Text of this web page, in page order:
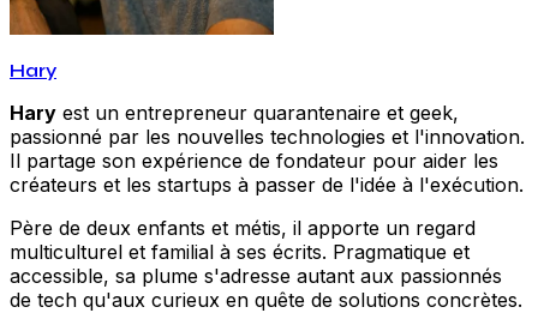
Hary
Hary est un entrepreneur quarantenaire et geek,
passionné par les nouvelles technologies et l'innovation.
Il partage son expérience de fondateur pour aider les
créateurs et les startups à passer de l'idée à l'exécution.
Père de deux enfants et métis, il apporte un regard
multiculturel et familial à ses écrits. Pragmatique et
accessible, sa plume s'adresse autant aux passionnés
de tech qu'aux curieux en quête de solutions concrètes.